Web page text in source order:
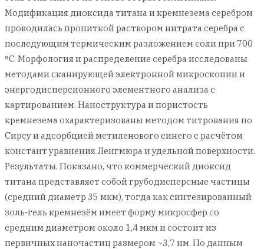
Модификация диоксида титана и кремнезема серебром
проводилась пропиткой раствором нитрата серебра с
последующим термическим разложением соли при 700
°C. Морфология и распределение серебра исследованы
методами сканирующей электронной микроскопии и
энергодисперсионного элементного анализа с
картированием. Наноструктура и пористость
кремнезема охарактеризованы методом титрования по
Сирсу и адсорбцией метиленового синего с расчётом
констант уравнения Ленгмюра и удельной поверхности.
Результаты. Показано, что коммерческий диоксид
титана представляет собой грубодисперсные частицы
(средний диаметр 35 мкм), тогда как синтезированный
золь‑гель кремнезём имеет форму микросфер со
средним диаметром около 1,4 мкм и состоит из
первичных наночастиц размером ~3,7 нм. По данным